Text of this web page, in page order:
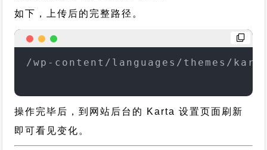
如下，上传后的完整路径。
/wp-content/languages/themes/
操作完毕后，到网站后台的 Karta 设置页面刷新
即可看见变化。